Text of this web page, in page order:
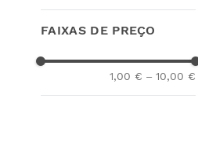
FAIXAS DE PREÇO
1,00 € – 10,00 €